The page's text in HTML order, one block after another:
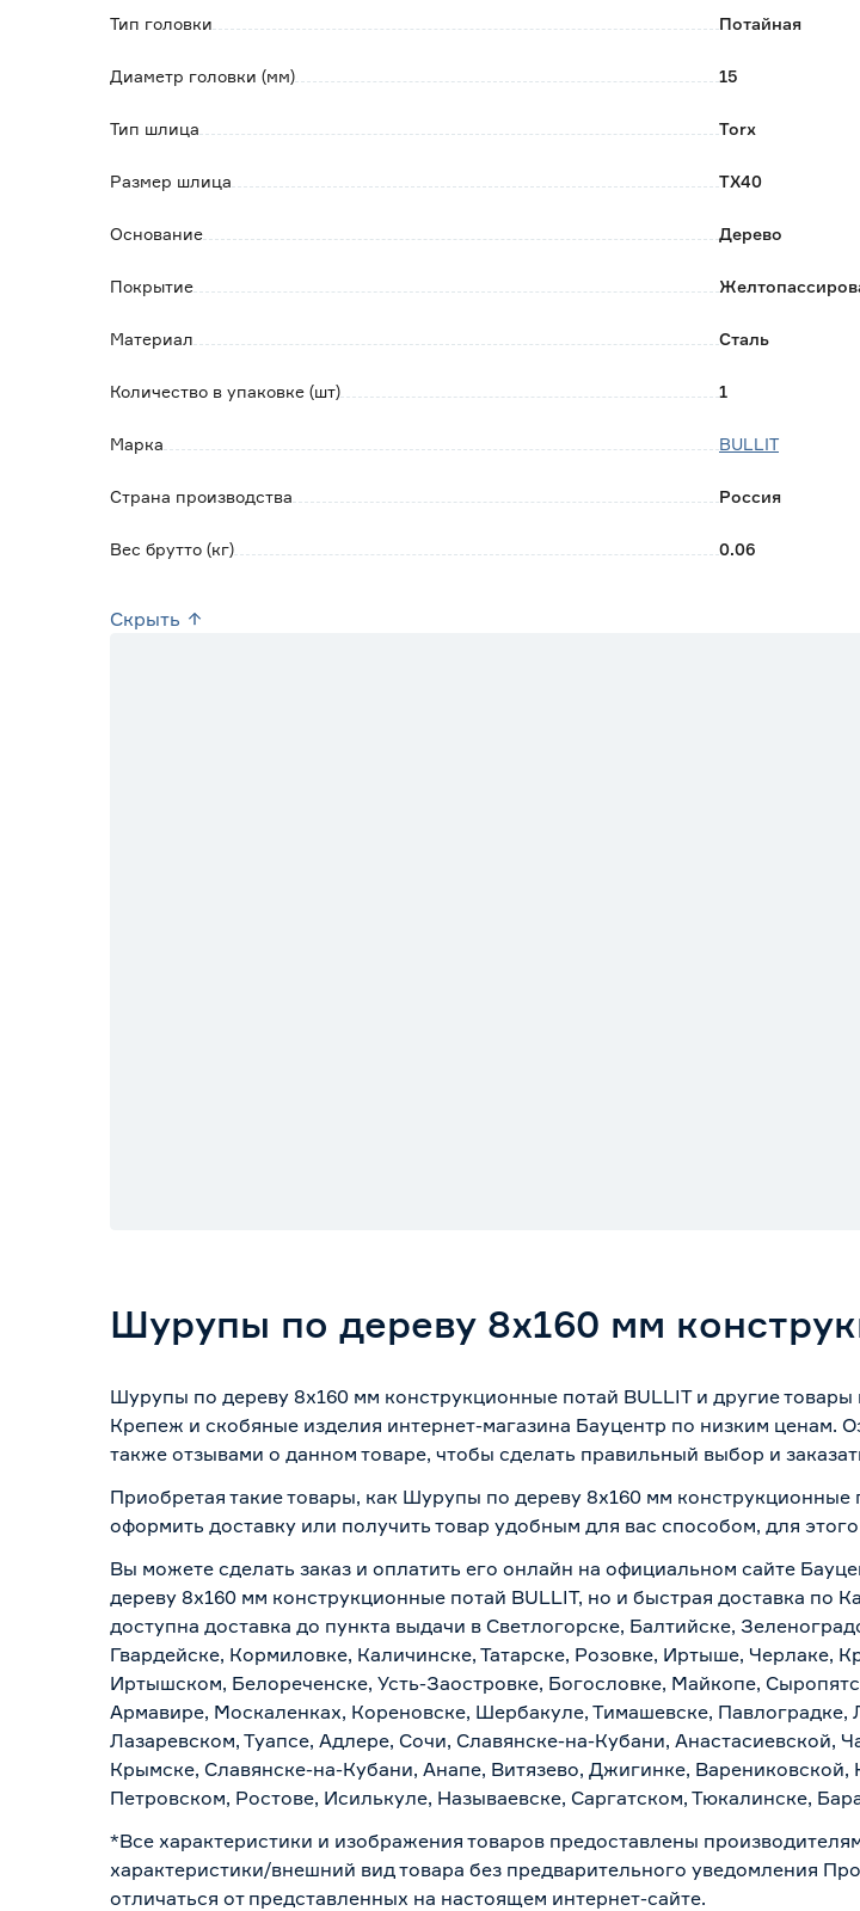
Тип головки Потайная
Диаметр головки (мм) 15
Тип шлица Torx
Размер шлица TX40
Основание Дерево
Покрытие
Материал Сталь
Количество в упаковке (шт) 1
Марка BULLIT
Страна производства Россия
Вес брутто (кг) 0.06
Скрыть
Шурупы по дереву 8x160 мм
Шурупы по дереву 8x160 мм конструкционные потай BULLIT и другие
Крепеж и скобяные изделия интернет-магазина Бауцентр по низким ценам.
также отзывами о данном товаре, чтобы сделать правильный выбор и
Приобретая такие товары, как Шурупы по дереву 8x160 мм
оформить доставку или получить товар удобным для вас способом, для
Вы можете сделать заказ и оплатить его онлайн на официальном сайте
дереву 8x160 мм конструкционные потай BULLIT, но и быстрая доставка по
доступна доставка до пункта выдачи в Светлогорске, Балтийске,
Гвардейске, Кормиловке, Каличинске, Татарске, Розовке, Иртыше, Черлаке,
Иртышском, Белореченске, Усть-Заостровке, Богословке, Майкопе,
Армавире, Москаленках, Кореновске, Шербакуле, Тимашевске,
Лазаревском, Туапсе, Адлере, Сочи, Славянске-на-Кубани,
Крымске, Славянске-на-Кубани, Анапе, Витязево, Джигинке, Варениковской,
Петровском, Ростове, Исилькуле, Называевске, Саргатском, Тюкалинске,
*Все характеристики и изображения товаров предоставлены
характеристики/внешний вид товара без предварительного уведомления
отличаться от представленных на настоящем интернет-сайте.